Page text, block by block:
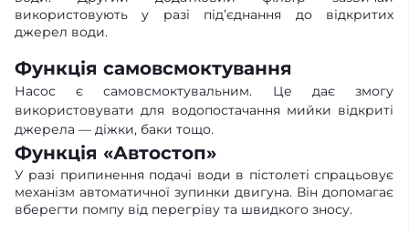
використовують у разі під’єднання до відкритих
джерел води.
Функція самовсмоктування
Насос є самовсмоктувальним. Це дає змогу
використовувати для водопостачання мийки відкриті
джерела — діжки, баки тощо.
Функція «Автостоп»
У разі припинення подачі води в пістолеті спрацьовує
механізм автоматичної зупинки двигуна. Він допомагає
вберегти помпу від перегріву та швидкого зносу.